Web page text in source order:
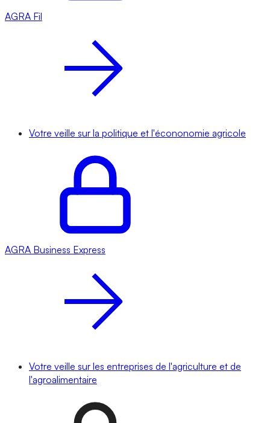
AGRA Fil
Votre veille sur la politique et l'écononomie agricole
AGRA Business Express
Votre veille sur les entreprises de l'agriculture et de
l'agroalimentaire